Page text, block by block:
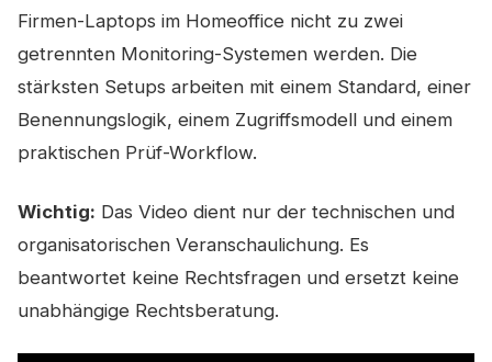
Firmen-Laptops im Homeoffice nicht zu zwei
getrennten Monitoring-Systemen werden. Die
stärksten Setups arbeiten mit einem Standard, einer
Benennungslogik, einem Zugriffsmodell und einem
praktischen Prüf-Workflow.
Wichtig: Das Video dient nur der technischen und
organisatorischen Veranschaulichung. Es
beantwortet keine Rechtsfragen und ersetzt keine
unabhängige Rechtsberatung.